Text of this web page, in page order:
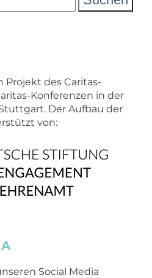
Projekt des Caritas-
Konferenzen in der
Der Aufbau der
von:
Social Media